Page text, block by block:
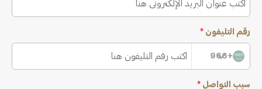
رقم التليفون *
+966
سبب التواصل *